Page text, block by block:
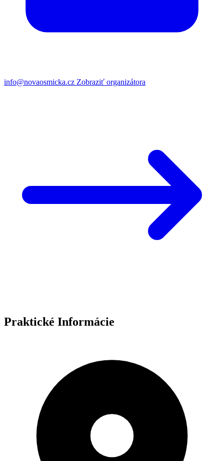
info@novaosmicka.cz Zobraziť organizátora
Praktické Informácie